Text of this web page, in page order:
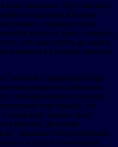
показ мюзикла «Путешествие
рассказа Виталия
спешил» сохранил свою
вдали от дома, спешит к
что надо успеть до заката,
изменился в деталях вместе с
Снеговой и дирижера Петра
рождение спектакля
с тем зрелищного, полного
персонажей. Не
атмосферу сказки, но и
Ириной Долговой
– номинант Всероссийской
в шести номинациях.